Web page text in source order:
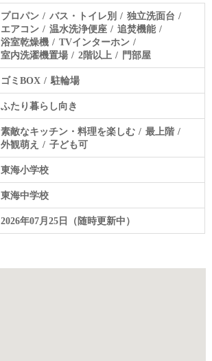
プロパン バス・トイレ別
独立洗面台
エアコン
温水洗浄便座
追焚機能
浴室乾燥機
TVインターホン
室内洗濯機置場
2階以上 門部屋
ゴミBOX 駐輪場
ふたり暮らし向き
素敵なキッチン・料理を楽しむ
最上階
外観萌え
子ども可
東海小学校
東海中学校
2026年07月25日（随時更新中）